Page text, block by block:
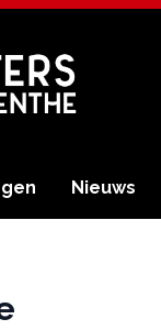
Nieuws